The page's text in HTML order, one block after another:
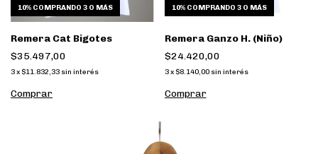
10% COMPRANDO 3 O MÁS
Remera Cat Bigotes
$35.497,00
3x $11.832,33 sin interés
Comprar
10% COMPRANDO 3 O MÁS
Remera Ganzo H. (Niño)
$24.420,00
3 x $8.140,00 sin interés
Comprar